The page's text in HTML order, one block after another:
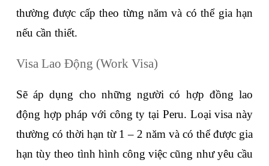
thường được cấp theo từng năm và có thể gia hạn
nếu cần thiết.
Visa Lao Động (Work Visa)
Sẽ áp dụng cho những người có hợp đồng lao
động hợp pháp với công ty tại Peru. Loại visa này
thường có thời hạn từ 1 – 2 năm và có thể được gia
hạn tùy theo tình hình công việc cũng như yêu cầu